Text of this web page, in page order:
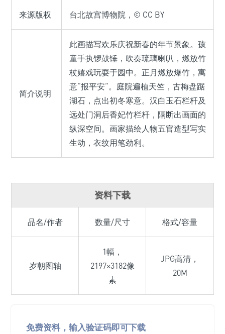
来源版权 台北故宫博物院，© CC BY
简介说明
此画描写欢乐庆祝新春的年节景象。孩
童手执锣鼓锤，吹奏琉璃喇叭，燃放竹
杖嬉戏玩耍于园中。正月燃放爆竹，寓
意“报平安”。庭院遍植天竺，古梅盘踞
湖石，点出初冬寒意。汉白玉石栏杆及
远处门洞后香妃竹栏杆，隔断出画面的
纵深空间。画家描绘人物五官造型写实
生动，衣纹用笔劲利。
资料下载
品名/作者 数量/尺寸 格式/容量
岁朝图轴
1幅，
2197×3182像
素
JPG高清，
20M
免费资料，输入验证码即可下载